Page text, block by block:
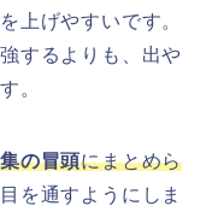
上げやすいです。
するよりも、出や
。
の冒頭にまとめら
を通すようにしま